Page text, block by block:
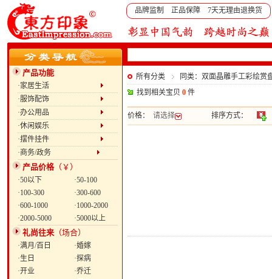
品牌监制 正品保障 7天无理由退换货
产品功能
·家居生活
·服饰配饰
·办公用品
·休闲娱乐
·摆件挂件
·商务/政务
产品价格（￥）
·50以下
·50-100
·100-300
·300-600
·600-1000
·1000-2000
·2000-5000
·5000以上
礼尚往来 （场合）
·满月/百日
·婚嫁
·生日
·探病
·开业
·乔迁
所有分类
同类：双面晶雕手工彩绘赏
找到相关宝贝 0 件
价格： 请选择 排序方式：